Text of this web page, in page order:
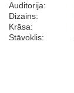
Auditorija:
Dizains:
Krāsa:
Stāvoklis: